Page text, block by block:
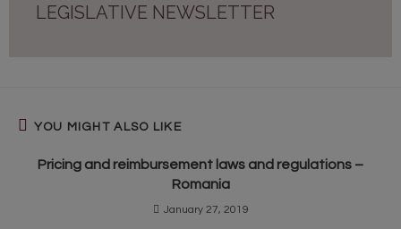
LEGISLATIVE NEWSLETTER
YOU MIGHT ALSO LIKE
Pricing and reimbursement laws and regulations –
Romania
January 27, 2019